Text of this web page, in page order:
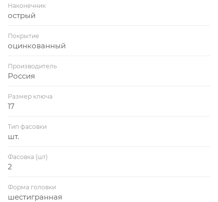
Наконечник
острый
Покрытие
оцинкованный
Производитель
Россия
Размер ключа
17
Тип фасовки
шт.
Фасовка (шт)
2
Форма головки
шестигранная